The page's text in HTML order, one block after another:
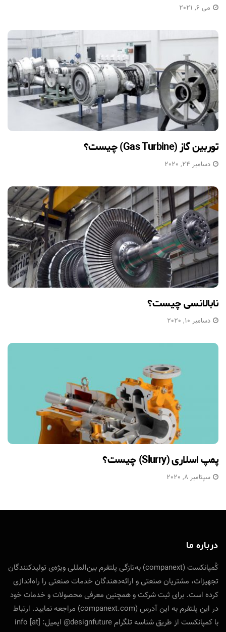
می 6, 2021
توربین گاز (Gas Turbine) چیست؟
دسامبر 24, 2020
نابالانسی چیست؟
دسامبر 10, 2020
پمپ اسلاری (Slurry) چیست؟
سپتامبر 8, 2020
درباره ما
کُمپانکست (companext) به‌تازگی پلتفرم بین‌المللی ویژه‌ی تولید‌کنندگان
تجهیزات، مشتریان صنعتی و ارائه‌دهندگان خدمات صنعتی را راه‌اندازی
کرده است. برای ثبت شرکت و همچنین معرفی محصولات و خدمات خود
در این پلتفرم به این آدرس (companext.com) مراجعه نمایید. ارتباط
با کمپانکست از طریق شناسه تلگرام designfuture@ ایمیل: info [at]